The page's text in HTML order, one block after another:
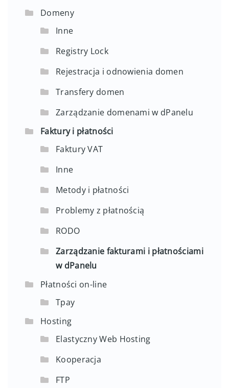
Domeny
Inne
Registry Lock
Rejestracja i odnowienia domen
Transfery domen
Zarządzanie domenami w dPanelu
Faktury i płatności
Faktury VAT
Inne
Metody i płatności
Problemy z płatnością
RODO
Zarządzanie fakturami i płatnościami
w dPanelu
Płatności on-line
Tpay
Hosting
Elastyczny Web Hosting
Kooperacja
FTP